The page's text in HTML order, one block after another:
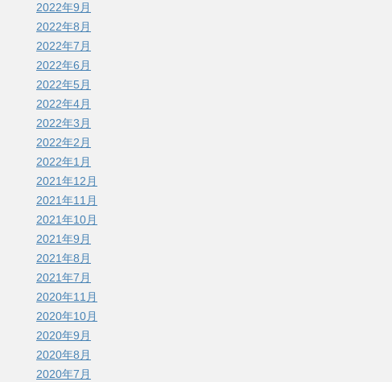
2022年9月
2022年8月
2022年7月
2022年6月
2022年5月
2022年4月
2022年3月
2022年2月
2022年1月
2021年12月
2021年11月
2021年10月
2021年9月
2021年8月
2021年7月
2020年11月
2020年10月
2020年9月
2020年8月
2020年7月